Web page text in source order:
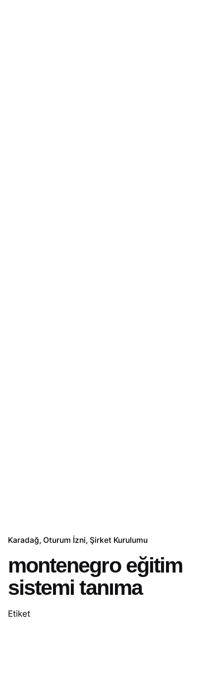
Karadağ Oturum İzni Şirket Kurulumu
montenegro eğitim
sistemi tanıma
Etiket